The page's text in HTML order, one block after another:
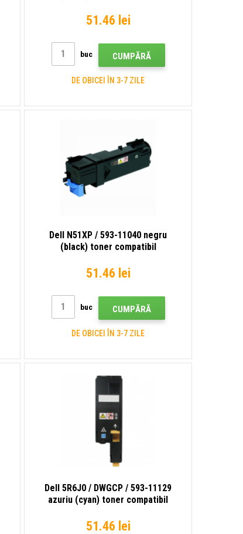
51.46 lei
buc CUMPĂRĂ
DE OBICEI ÎN 3-7 ZILE
Dell N51XP / 593-11040 negru
(black) toner compatibil
51.46 lei
buc CUMPĂRĂ
DE OBICEI ÎN 3-7 ZILE
Dell 5R6J0 / DWGCP / 593-11129
azuriu (cyan) toner compatibil
51.46 lei